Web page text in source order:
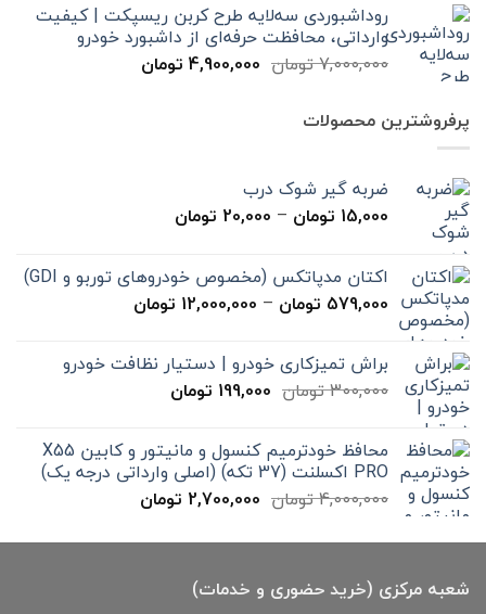
7,000,000 تومان
بود.
4,900,000 تومان
است.
روداشبوردی سه‌لایه طرح کربن ریسپکت | کیفیت
وارداتی، محافظت حرفه‌ای از داشبورد خودرو
7,000,000تومان قیمت
4,900,000 تومانقیمت
پرفروشترین محصولات
ضربه گیر شوک درب
15,000 تومان –
20,000 تومان
تا
20,000 تومان
اکتان مدپاتکس (مخصوص خودروهای توربو و GDI)
579,000 تومان –
12,000,000 تومان
تا
براش تمیزکاری خودرو | دستیار نظافت خودرو
300,000تومان قیمت
بود.
199,000 تومانقیمت
199,000 تومان
است. محافظ خودترمیم کنسول و مانیتور و کابین X55
PRO اکسلنت (37 تکه) (اصلی وارداتی درجه یک)
4,000,000تومان قیمت
4,000,000 تومان
2,700,000 تومانقیمت
2,700,000 تومان
شعبه مرکزی (خرید حضوری و خدمات)